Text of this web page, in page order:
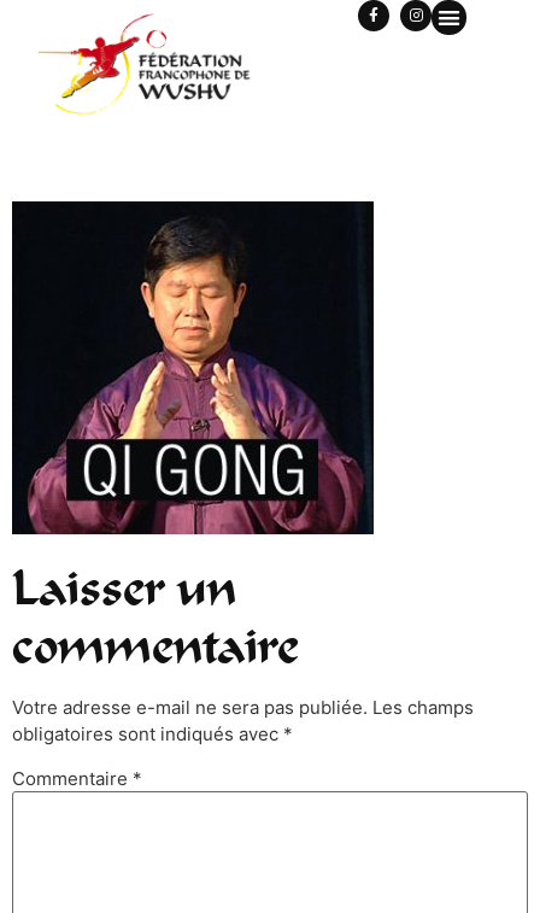
Laisser un
commentaire
Votre adresse e-mail ne sera pas publiée. Les champs
obligatoires sont indiqués avec *
Commentaire *